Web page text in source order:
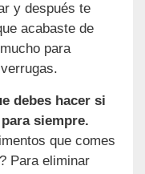
y después te
acabaste de
para
debes hacer si
siempre.
que comes
Para eliminar